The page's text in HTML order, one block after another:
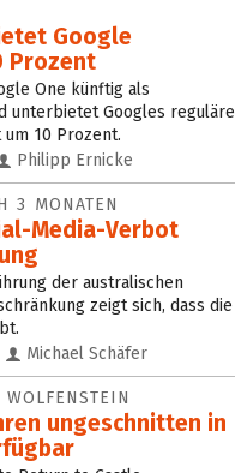
Google
Prozent
One künftig als
unterbietet Googles reguläre
10 Prozent.
Philipp Ernicke
3 MONATEN
Media-Verbot
der australischen
zeigt sich, dass die
Michael Schäfer
ungeschnitten in